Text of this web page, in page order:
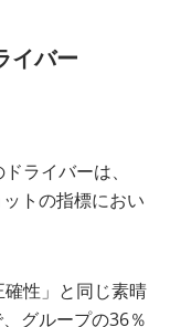
イバー
ライバーは、
トの指標におい
性」と同じ素晴
グループの36％